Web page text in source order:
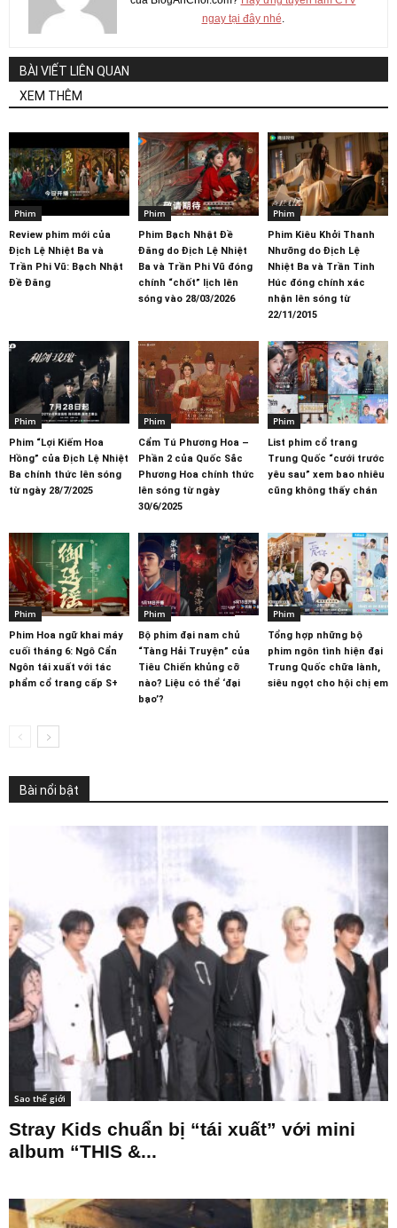
ngay tại đây nhé.
BÀI VIẾT LIÊN QUAN
XEM THÊM
Phim
Review phim mới của
Địch Lệ Nhiệt Ba và
Trần Phi Vũ: Bạch Nhật
Đề Đăng
Phim
Phim Bạch Nhật Đề
Đăng do Địch Lệ Nhiệt
Ba và Trần Phi Vũ đóng
chính “chốt” lịch lên
sóng vào 28/03/2026
Phim
Phim Kiêu Khởi Thanh
Nhưỡng do Địch Lệ
Nhiệt Ba và Trần Tinh
Húc đóng chính xác
nhận lên sóng từ
22/11/2015
Phim
Phim “Lợi Kiếm Hoa
Hồng” của Địch Lệ Nhiệt
Ba chính thức lên sóng
từ ngày 28/7/2025
Phim
Cẩm Tú Phương Hoa –
Phần 2 của Quốc Sắc
Phương Hoa chính thức
lên sóng từ ngày
30/6/2025
Phim
List phim cổ trang
Trung Quốc “cưới trước
yêu sau” xem bao nhiêu
cũng không thấy chán
Phim
Phim Hoa ngữ khai máy
cuối tháng 6: Ngô Cẩn
Ngôn tái xuất với tác
phẩm cổ trang cấp S+
Phim
Bộ phim đại nam chủ
“Tàng Hải Truyện” của
Tiêu Chiến khủng cỡ
nào? Liệu có thể ‘đại
bạo’?
Phim
Tổng hợp những bộ
phim ngôn tình hiện đại
Trung Quốc chữa lành,
siêu ngọt cho hội chị em
Bài nổi bật
Sao thế giới
Stray Kids chuẩn bị “tái xuất” với mini
album “THIS &...